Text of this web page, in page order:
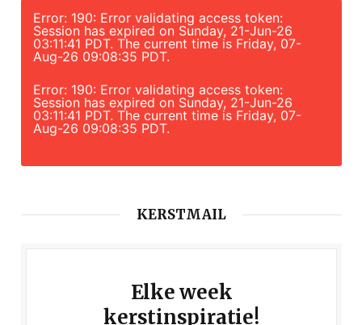
Error: 190: Error validating access token:
Session has expired on Sunday, 21-Jun-26
03:11:41 PDT. The current time is Friday, 07-
Aug-26 09:08:35 PDT.
Error: 190: Error validating access token:
Session has expired on Sunday, 21-Jun-26
03:11:41 PDT. The current time is Friday, 07-
Aug-26 09:08:35 PDT.
KERSTMAIL
Elke week
kerstinspiratie!